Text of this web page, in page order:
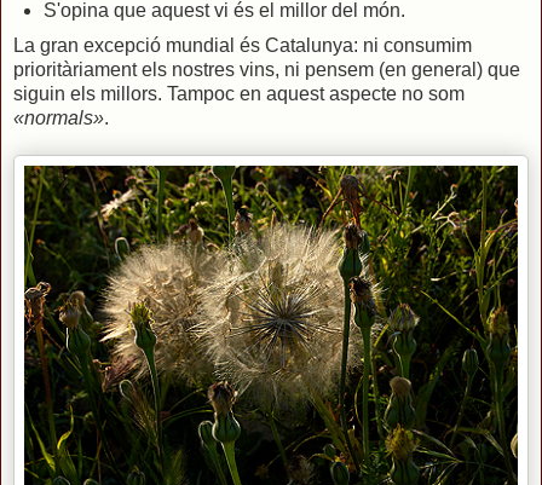
S'opina que aquest vi és el millor del món.
La gran excepció mundial és Catalunya: ni consumim
prioritàriament els nostres vins, ni pensem (en general) que
siguin els millors. Tampoc en aquest aspecte no som
«normals».